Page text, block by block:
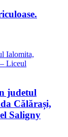
judetul
Călărași,
Saligny